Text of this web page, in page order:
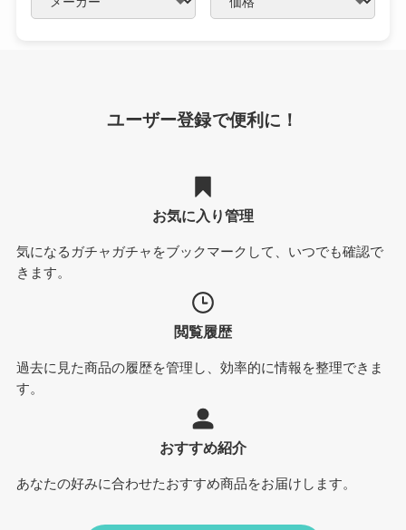
ユーザー登録で便利に！
お気に入り管理
気になるガチャガチャをブックマークして、いつでも確認で
きます。
閲覧履歴
過去に見た商品の履歴を管理し、効率的に情報を整理できま
す。
おすすめ紹介
あなたの好みに合わせたおすすめ商品をお届けします。